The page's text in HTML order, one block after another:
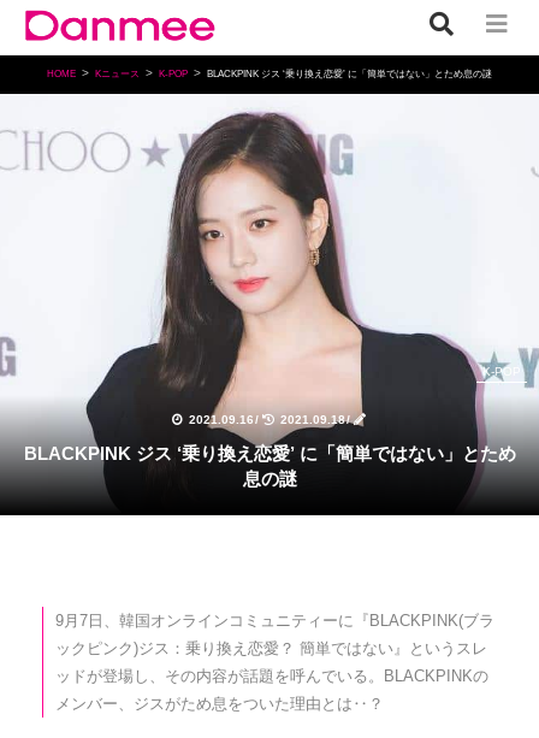
HOME Kニュース K-POP BLACKPINK ジス ‘乗り換え恋愛’ に「簡単ではない」とため息の謎
2021.09.16/ 2021.09.18/
K-POP
BLACKPINK ジス ‘乗り換え恋愛’ に「簡単ではない」とため
息の謎
9月7日、韓国オンラインコミュニティーに『BLACKPINK(ブラ
ックピンク)ジス：乗り換え恋愛？ 簡単ではない』というスレ
ッドが登場し、その内容が話題を呼んでいる。BLACKPINKの
メンバー、ジスがため息をついた理由とは‥？